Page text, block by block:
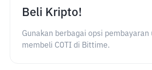
Beli Kripto!
Gunakan berbagai opsi pembayaran
membeli COTI di Bittime.